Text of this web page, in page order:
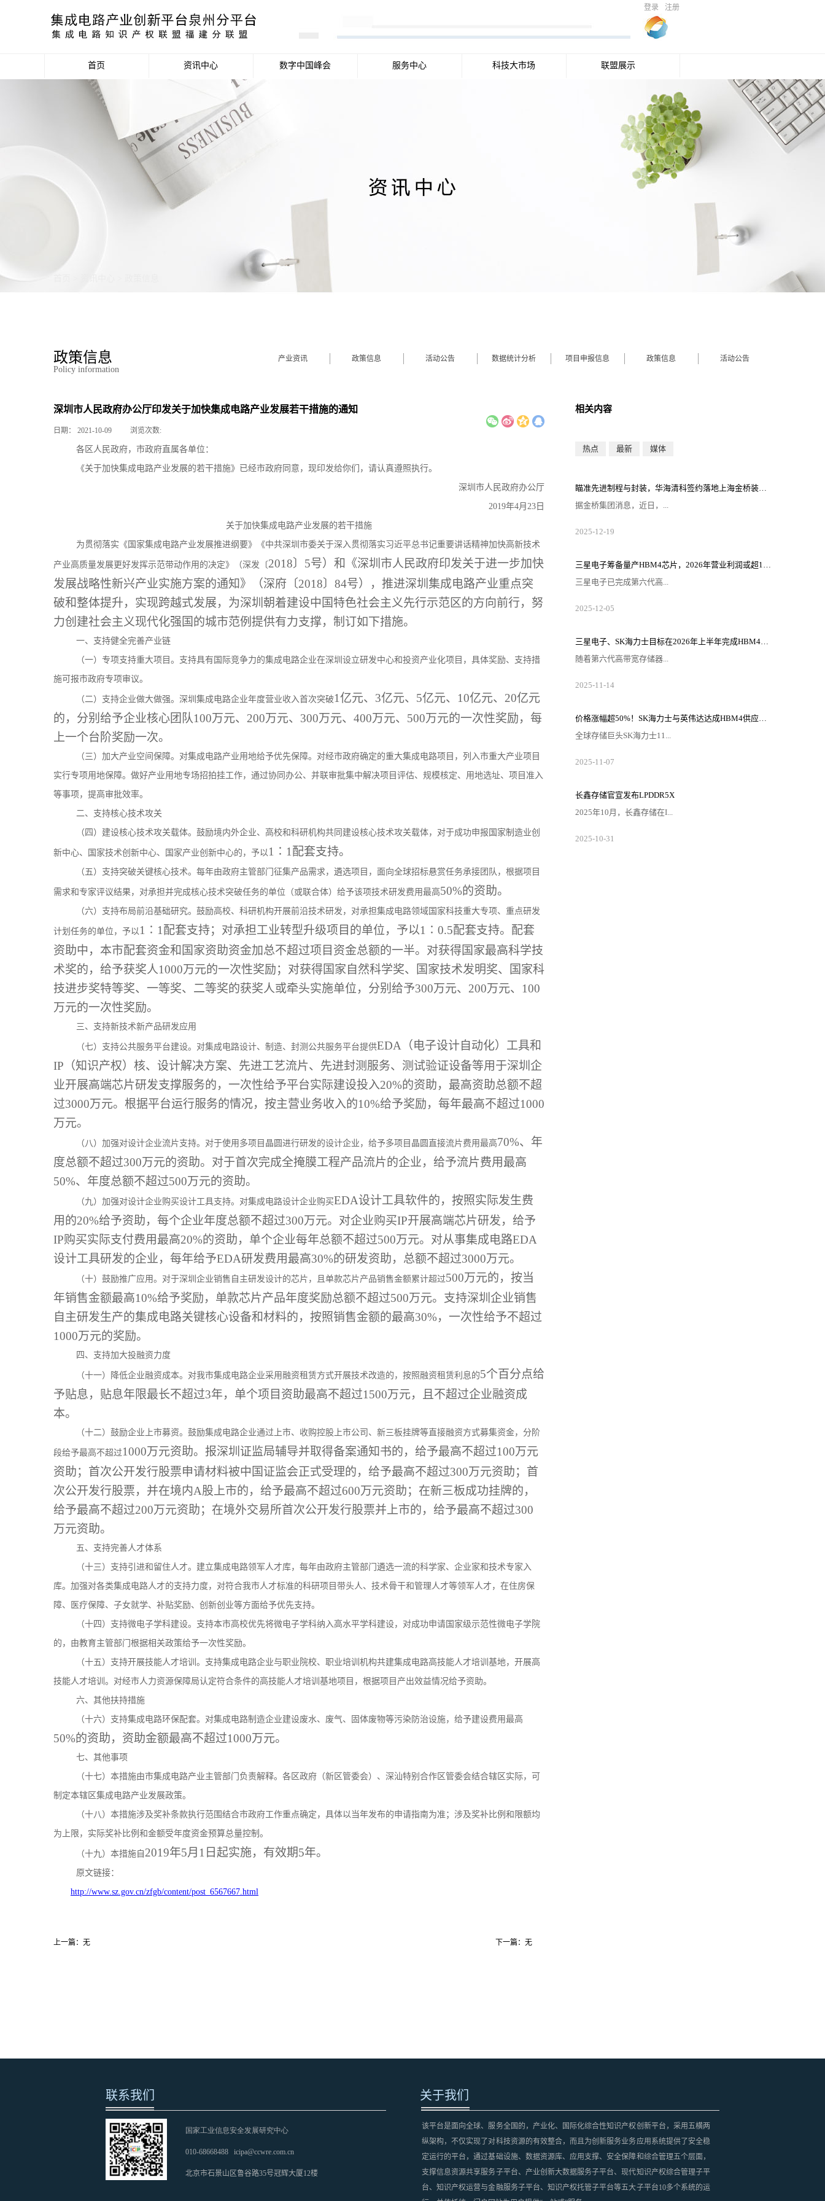
登录 注册
首页 资讯中心
政策信息
活动公告
数据统计分析
数字中国峰会 服务中心 科技大市场 联盟展示
政策信息
Policy information
产业资讯 政策信息 活动公告 数据统计分析 项目申报信息 政策信息 活动公告
深圳市人民政府办公厅印发关于加快集成电路产业发展若干措施的通知
日期： 2021-10-09 浏览次数:
各区人民政府，市政府直属各单位：
《关于加快集成电路产业发展的若干措施》已经市政府同意，现印发给你们，请认真遵照执行。
深圳市人民政府办公厅
2019年4月23日
关于加快集成电路产业发展的若干措施
为贯彻落实《国家集成电路产业发展推进纲要》《中共深圳市委关于深入贯彻落实习近平总书记重要讲话精神加快高新技术
产业高质量发展更好发挥示范带动作用的决定》（深发〔 2018〕5号）和《深圳市人民政府印发关于进一步加快
发展战略性新兴产业实施方案的通知》（深府〔2018〕84号），推进深圳集成电路产业重点突
破和整体提升，实现跨越式发展，为深圳朝着建设中国特色社会主义先行示范区的方向前行，努
力创建社会主义现代化强国的城市范例提供有力支撑，制订如下措施。
一、支持健全完善产业链
（一）专项支持重大项目。支持具有国际竞争力的集成电路企业在深圳设立研发中心和投资产业化项目，具体奖励、支持措
施可报市政府专项审议。
（二）支持企业做大做强。深圳集成电路企业年度营业收入首次突破1亿元、3亿元、5亿元、10亿元、20亿元
的，分别给予企业核心团队100万元、200万元、300万元、400万元、500万元的一次性奖励，每
上一个台阶奖励一次。
（三）加大产业空间保障。对集成电路产业用地给予优先保障。对经市政府确定的重大集成电路项目，列入市重大产业项目
实行专项用地保障。做好产业用地专场招拍挂工作，通过协同办公、并联审批集中解决项目评估、规模核定、用地选址、项目准入
等事项，提高审批效率。
二、支持核心技术攻关
（四）建设核心技术攻关载体。鼓励境内外企业、高校和科研机构共同建设核心技术攻关载体，对于成功申报国家制造业创
新中心、国家技术创新中心、国家产业创新中心的，予以1∶1配套支持。
（五）支持突破关键核心技术。每年由政府主管部门征集产品需求，遴选项目，面向全球招标悬赏任务承接团队，根据项目
需求和专家评议结果，对承担并完成核心技术突破任务的单位（或联合体）给予该项技术研发费用最高50%的资助。
（六）支持布局前沿基础研究。鼓励高校、科研机构开展前沿技术研发，对承担集成电路领域国家科技重大专项、重点研发
计划任务的单位，予以1∶1配套支持；对承担工业转型升级项目的单位，予以1∶0.5配套支持。配套
资助中，本市配套资金和国家资助资金加总不超过项目资金总额的一半。对获得国家最高科学技
术奖的，给予获奖人1000万元的一次性奖励；对获得国家自然科学奖、国家技术发明奖、国家科
技进步奖特等奖、一等奖、二等奖的获奖人或牵头实施单位，分别给予300万元、200万元、100
万元的一次性奖励。
三、支持新技术新产品研发应用
（七）支持公共服务平台建设。对集成电路设计、制造、封测公共服务平台提供EDA（电子设计自动化）工具和
IP（知识产权）核、设计解决方案、先进工艺流片、先进封测服务、测试验证设备等用于深圳企
业开展高端芯片研发支撑服务的，一次性给予平台实际建设投入20%的资助，最高资助总额不超
过3000万元。根据平台运行服务的情况，按主营业务收入的10%给予奖励，每年最高不超过1000
万元。
（八）加强对设计企业流片支持。对于使用多项目晶圆进行研发的设计企业，给予多项目晶圆直接流片费用最高70%、年
度总额不超过300万元的资助。对于首次完成全掩膜工程产品流片的企业，给予流片费用最高
50%、年度总额不超过500万元的资助。
（九）加强对设计企业购买设计工具支持。对集成电路设计企业购买EDA设计工具软件的，按照实际发生费
用的20%给予资助，每个企业年度总额不超过300万元。对企业购买IP开展高端芯片研发，给予
IP购买实际支付费用最高20%的资助，单个企业每年总额不超过500万元。对从事集成电路EDA
设计工具研发的企业，每年给予EDA研发费用最高30%的研发资助，总额不超过3000万元。
（十）鼓励推广应用。对于深圳企业销售自主研发设计的芯片，且单款芯片产品销售金额累计超过500万元的，按当
年销售金额最高10%给予奖励，单款芯片产品年度奖励总额不超过500万元。支持深圳企业销售
自主研发生产的集成电路关键核心设备和材料的，按照销售金额的最高30%，一次性给予不超过
1000万元的奖励。
四、支持加大投融资力度
（十一）降低企业融资成本。对我市集成电路企业采用融资租赁方式开展技术改造的，按照融资租赁利息的5个百分点给
予贴息，贴息年限最长不超过3年，单个项目资助最高不超过1500万元，且不超过企业融资成
本。
（十二）鼓励企业上市募资。鼓励集成电路企业通过上市、收购控股上市公司、新三板挂牌等直接融资方式募集资金，分阶
段给予最高不超过1000万元资助。报深圳证监局辅导并取得备案通知书的，给予最高不超过100万元
资助；首次公开发行股票申请材料被中国证监会正式受理的，给予最高不超过300万元资助；首
次公开发行股票，并在境内A股上市的，给予最高不超过600万元资助；在新三板成功挂牌的，
给予最高不超过200万元资助；在境外交易所首次公开发行股票并上市的，给予最高不超过300
万元资助。
五、支持完善人才体系
（十三）支持引进和留住人才。建立集成电路领军人才库，每年由政府主管部门遴选一流的科学家、企业家和技术专家入
库。加强对各类集成电路人才的支持力度，对符合我市人才标准的科研项目带头人、技术骨干和管理人才等领军人才，在住房保
障、医疗保障、子女就学、补贴奖励、创新创业等方面给予优先支持。
（十四）支持微电子学科建设。支持本市高校优先将微电子学科纳入高水平学科建设，对成功申请国家级示范性微电子学院
的，由教育主管部门根据相关政策给予一次性奖励。
（十五）支持开展技能人才培训。支持集成电路企业与职业院校、职业培训机构共建集成电路高技能人才培训基地，开展高
技能人才培训。对经市人力资源保障局认定符合条件的高技能人才培训基地项目，根据项目产出效益情况给予资助。
六、其他扶持措施
（十六）支持集成电路环保配套。对集成电路制造企业建设废水、废气、固体废物等污染防治设施，给予建设费用最高
50%的资助，资助金额最高不超过1000万元。
七、其他事项
（十七）本措施由市集成电路产业主管部门负责解释。各区政府（新区管委会）、深汕特别合作区管委会结合辖区实际，可
制定本辖区集成电路产业发展政策。
（十八）本措施涉及奖补条款执行范围结合市政府工作重点确定，具体以当年发布的申请指南为准；涉及奖补比例和限额均
为上限，实际奖补比例和金额受年度资金预算总量控制。
（十九）本措施自 2019年5月1日起实施，有效期5年。
原文链接：
http://www.sz.gov.cn/zfgb/content/post_6567667.html
上一篇：无 下一篇：无
相关内容
热点 最新 媒体
瞄准先进制程与封装，华海清科签约落地上海金桥装备小镇
据金桥集团消息，近日，...
华海清科（上海）半导体有限公司（以下简称“华海清
科”）签约落地金桥装备小镇·集创园。华海清科此次落
进制程和先进封装领域的集成电路高端装备。项目落地
后，补齐上海集成电路装备的品类，为上海集成电路产
业发展战略添砖加瓦。据介绍，此次落地金桥装备小
镇，华海清科在上海布局的主要业务...
2025-12-19
三星电子筹备量产HBM4芯片，2026年营业利润或超100万亿韩元
三星电子已完成第六代高...
带宽存储器（HBM4）的研发，并内部完成了量产前的
最后阶段——生产准备就绪认证（PRA）。据半导体行
段。PRA是一项内部指标，用于证明产品的良率和性能
已达到量产标准。三星电子通过将10nm级第六代（1c）
DRAM芯片与采用其代工部门4nm逻辑工艺制造的基础
芯片相结合，克服了...
2025-12-05
三星电子、SK海力士目标在2026年上半年完成HBM4E的研发
随着第六代高带宽存储器...
（HBM4）在存储半导体行业的竞争日趋激烈，对下一
代HBM的需求也日益凸显，促使三星电子和SK海力士加
“通用”产品，转向根据客户需求设计和供应核心组件的
“定制”产品。据韩媒报道称，有业内消息透露，三星电
子与SK海力士已设定目标，力争最早于明年上半年完成
HBM4E的开发工作。据...
2025-11-14
​价格涨幅超50%！SK海力士与英伟达达成HBM4供应协议
全球存储巨头SK海力士11...
月5日正式宣布，已与英伟达完成2026年高带宽内存
（HBM4）的供应价格及数量谈判。根据双方达成的协
元/颗）涨幅达51.4%，超出此前业内500美元的预期价
12%。这一合作不仅巩固了SK海力士在HBM市场的主导
地位，更折射出AI时代高端内存供需失衡的行业现状。
此次...
2025-11-07
长鑫存储官宣发布LPDDR5X
2025年10月，长鑫存储在I...
EEE 2025 ASICON会议上正式宣布量产LPDDR5X系列产
品，最高速率突破10667Mbps，标志着国产存储技术首
2025-10-31
联系我们 关于我们
国家工业信息安全发展研究中心
010-68668488 icipa@ccwre.com.cn
北京市石景山区鲁谷路35号冠辉大厦12楼
该平台是面向全球、服务全国的，产业化、国际化综合性知识产权创新平台，采用五横两
纵架构，不仅实现了对科技资源的有效整合，而且为创新服务业务应用系统提供了安全稳
定运行的平台，通过基础设施、数据资源库、应用支撑、安全保障和综合管理五个层面，
支撑信息资源共享服务子平台、产业创新大数据服务子平台、现代知识产权综合管理子平
台、知识产权运营与金融服务子平台、知识产权托管子平台等五大子平台10多个系统的运